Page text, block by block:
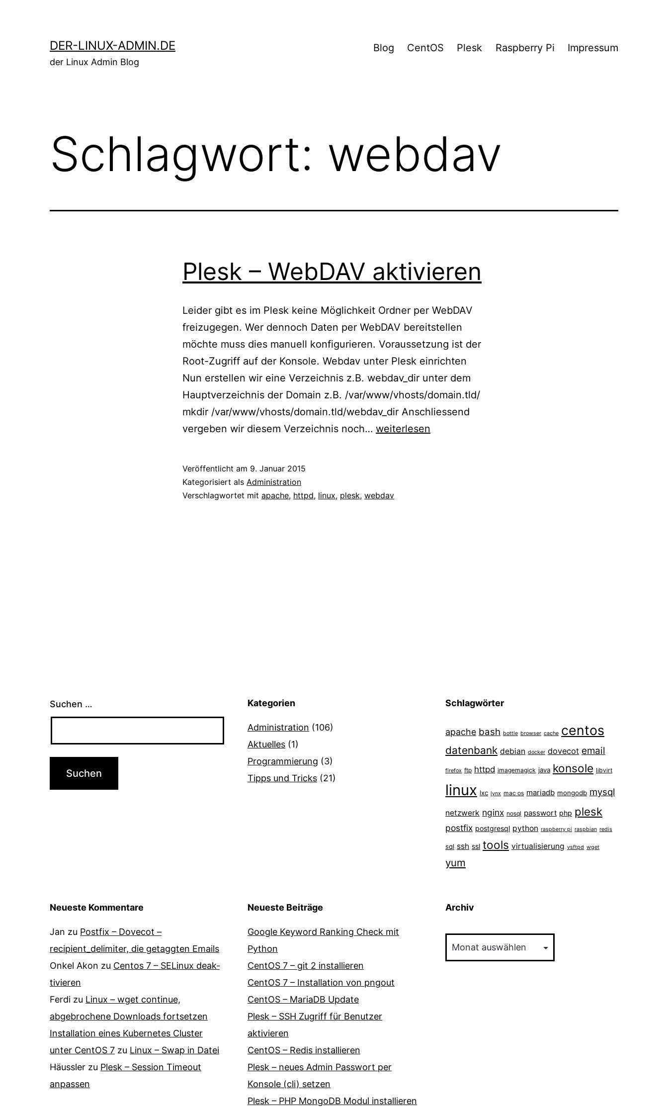
DER-LINUX-ADMIN.DE
der Linux Admin Blog
Blog CentOS Plesk Raspberry Pi Impressum
Schlagwort: webdav
Plesk – WebDAV aktivieren
Leider gibt es im Plesk keine Möglichkeit Ordner per WebDAV
freizugegen. Wer dennoch Daten per WebDAV bereitstellen
möchte muss dies manuell konfigurieren. Voraussetzung ist der
Root-Zugriff auf der Konsole. Webdav unter Plesk einrichten
Nun erstellen wir eine Verzeichnis z.B. webdav_dir unter dem
Hauptverzeichnis der Domain z.B. /var/www/vhosts/domain.tld/
mkdir /var/www/vhosts/domain.tld/webdav_dir Anschliessend
vergeben wir diesem Verzeichnis noch… Plesk
weiterlesen
Veröffentlicht am 9. Januar 2015
Kategorisiert als Administration
Verschlagwortet mit apache, httpd, linux, plesk, webdav
Suchen … Kategorien
Administration (106)
Aktuelles (1)
Programmierung (3)
Tipps und Tricks (21)
Schlagwörter
apache bash bottle browser cache centos
datenbank debian docker dovecot email
firefox ftp httpd imagemagick java konsole libvirt
linux lxc lynx mac os mariadb mongodb mysql
netzwerk nginx nosql passwort php plesk
postfix postgresql python raspberry pi raspbian redis
sql ssh ssl tools virtualisierung vsftpd wget
yum
Neueste Kommentare
Jan zu Postfix – Dovecot –
recipient_delimiter, die getaggten Emails
Onkel Akon zu Centos 7 – SELinux de­ak­
ti­vie­ren
Ferdi zu Linux – wget continue,
abgebrochene Downloads fortsetzen
Installation eines Kubernetes Cluster
unter CentOS 7 zu Linux – Swap in Datei
Häussler zu Plesk – Session Timeout
anpassen
Neueste Beiträge
Google Keyword Ranking Check mit
Python
CentOS 7 – git 2 installieren
CentOS 7 – Installation von pngout
CentOS – MariaDB Update
Plesk – SSH Zugriff für Benutzer
aktivieren
CentOS – Redis installieren
Plesk – neues Admin Passwort per
Konsole (cli) setzen
Plesk – PHP MongoDB Modul installieren
Archiv